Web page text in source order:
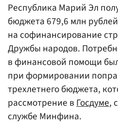
Республика Марий Эл
бюджета 679,6 млн
на софинансирование
Дружбы народов.
в финансовой помощи
при формировании
трехлетнего бюджета,
рассмотрение вГосдуме,
службе Минфина.